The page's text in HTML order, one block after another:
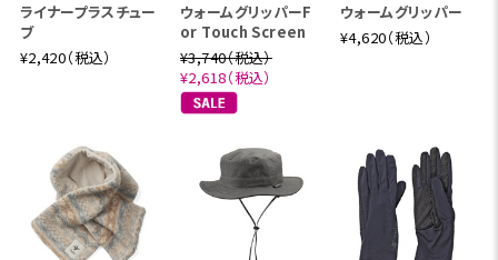
ライナープラスチュー
ブ
¥2,420（税込）
ウォームグリッパーF
or Touch Screen
¥3,740（税込）
¥2,618（税込）
ウォームグリッパー
¥4,620（税込）